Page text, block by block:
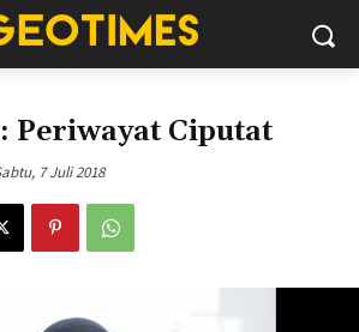
Periwayat Ciputat
7 Juli 2018